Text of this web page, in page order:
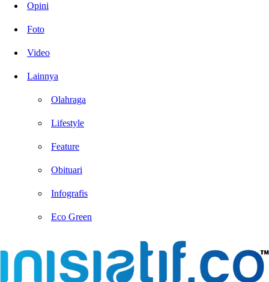
Opini
Foto
Video
Lainnya
Olahraga
Lifestyle
Feature
Obituari
Infografis
Eco Green